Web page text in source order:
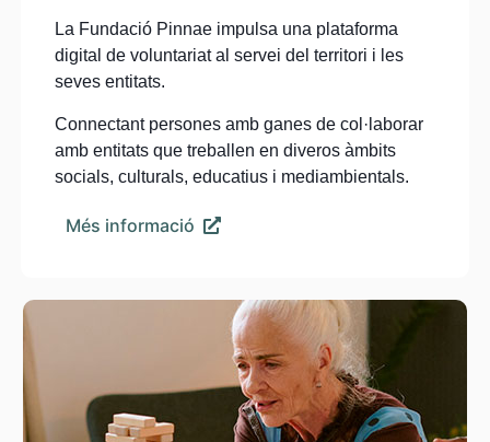
La Fundació Pinnae impulsa una plataforma
digital de voluntariat al servei del territori i les
seves entitats.
Connectant persones amb ganes de col·laborar
amb entitats que treballen en diveros àmbits
socials, culturals, educatius i mediambientals.
Més informació